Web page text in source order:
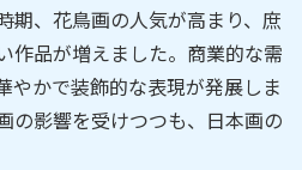
期、花鳥画の人気が高まり、庶
作品が増えました。商業的な需
やかで装飾的な表現が発展しま
の影響を受けつつも、日本画の